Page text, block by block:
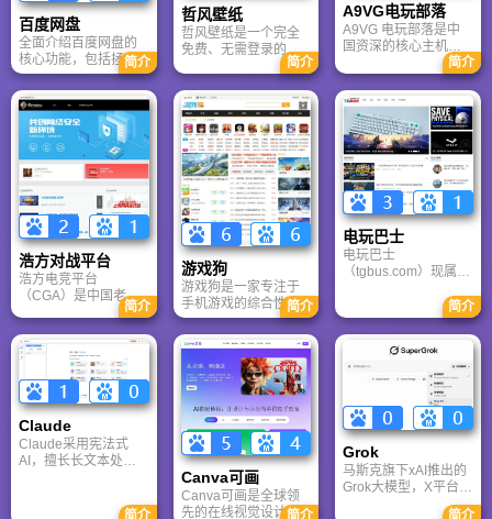
百度网盘
全面介绍百度网盘的
核心功能，包括拯救
手机内存、在线看视
频、AI智能做笔记与
总结长文。详细解答
数据安全性及服务器
备份机制，带你了解
GenFlow AI智能体如
何帮你高效办公与学
习。
简介
哲风壁纸
哲风壁纸是一个完全
免费、无需登录的高
清壁纸下载网站。提
供海量4K、8K超清电
脑与手机壁纸，涵盖
动漫、风景、赛博朋
克等多元风格。支持
动态壁纸与头像制
作，国内访问极速，
是美化桌面的首选平
台。
简介
A9VG电玩部落
A9VG 电玩部落是中
国资深的核心主机游
戏玩家社区。网站以
论坛为核心，提供全
面的主机游戏资讯、
攻略和资料库，覆盖
PlayStation、Xbox、
Switch 等全平台。凭
借其深厚的历史积淀
和活跃的用户群体，
A9VG 成为硬核玩家
交流心得、分享攻略
的首选平台之一。
简介
浩方对战平台
浩方电竞平台
（CGA）是中国老牌
游戏联机平台，提供
CS、War3、星际争霸
等经典游戏的稳定联
机服务。重温DOTA1
的激情岁月，找回当
年的战友。同时提供
最新CGA电竞赛事资
讯及热门页游入口，
致敬中国电竞的黄金
时代。
简介
游戏狗
游戏狗是一家专注于
手机游戏的综合性门
户网站。它致力于为
手游玩家提供最新、
最全的游戏资讯、攻
略、评测及视频等内
容，是国内较早一批
专注于移动游戏领域
的垂直媒体。
简介
电玩巴士
电玩巴士
（tgbus.com）现属于
注于解决游戏用户需
求的综合性游戏门户
网站，电玩巴士是一
个全面的综合性游戏
门户，专注于为全球
玩家提供主机、PC及
移动端游戏的全方位
资讯。
简介
Claude
Claude采用宪法式
AI，擅长长文本处理
在复杂推理、代码与简介
Canva可画
Canva可画是全球领
先的在线视觉设计平简介
Grok
马斯克旗下xAI推出的
Grok大模型，X平台实
时数据整合与多智能
简介